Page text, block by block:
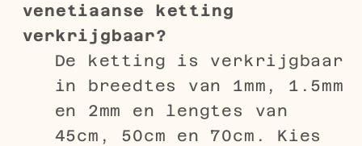
venetiaanse ketting
verkrijgbaar?
De ketting is verkrijgbaar
in breedtes van 1mm, 1.5mm
en 2mm en lengtes van
45cm, 50cm en 70cm. Kies